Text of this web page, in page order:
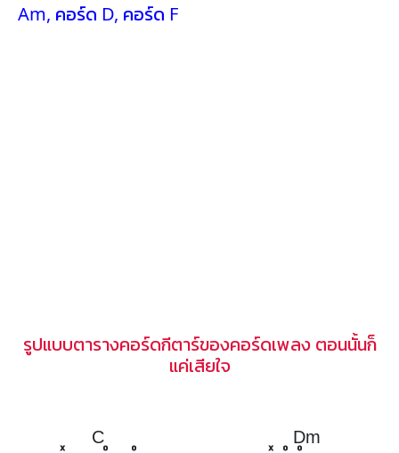
Am, คอร์ด D, คอร์ด F
รูปแบบตารางคอร์ดกีตาร์ของคอร์ดเพลง ตอนนั้นก็
แค่เสียใจ
C
x o o
Dm
x o o